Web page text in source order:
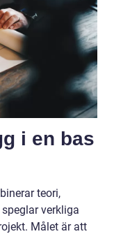
i en bas
teori,
verkliga
Målet är att